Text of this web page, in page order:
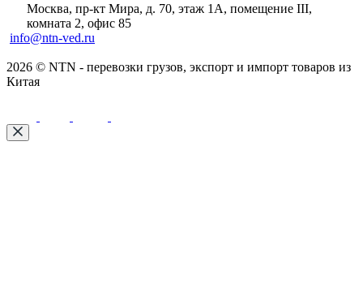
Москва, пр-кт Мира, д. 70, этаж 1А, помещение III,
комната 2, офис 85
info@ntn-ved.ru
2026 © NTN - перевозки грузов, экспорт и импорт товаров из
Китая